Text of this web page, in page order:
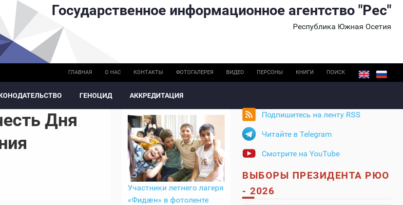
Государственное информационное агентство "Рес"
Республика Южная Осетия
ГЛАВНАЯ О НАС КОНТАКТЫ ФОТОГАЛЕРЕЯ ВИДЕО ПЕРСОНЫ КНИГИ ПОИСК
ГЕНОЦИД АККРЕДИТАЦИЯ
Дня
Участники летнего лагеря
«Фидӕн» в фотоленте
Подпишитесь на ленту RSS
Читайте в Telegram
Смотрите на YouTube
ВЫБОРЫ ПРЕЗИДЕНТА РЮО
- 2026